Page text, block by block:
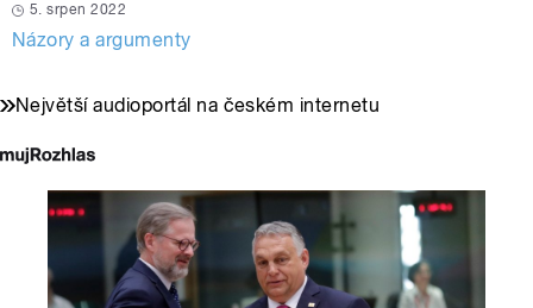
5. srpen 2022
Názory a argumenty
Největší audioportál na českém internetu